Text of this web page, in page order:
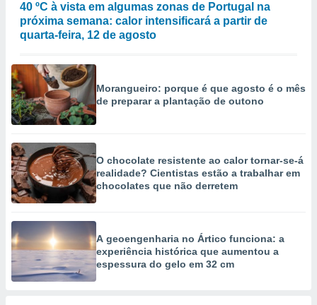
40 ºC à vista em algumas zonas de Portugal na
próxima semana: calor intensificará a partir de
quarta-feira, 12 de agosto
Morangueiro: porque é que agosto é o mês
de preparar a plantação de outono
O chocolate resistente ao calor tornar-se-á
realidade? Cientistas estão a trabalhar em
chocolates que não derretem
A geoengenharia no Ártico funciona: a
experiência histórica que aumentou a
espessura do gelo em 32 cm